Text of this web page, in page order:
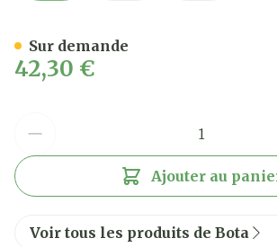
42,30 €
Ajouter au
Sur demande
Voir tous les produits de Bota